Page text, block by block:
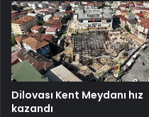
Dilovası Kent Meydanı hız
kazandı